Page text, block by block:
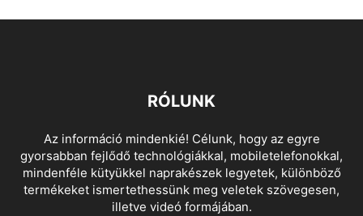
RÓLUNK
Az információ mindenkié! Célunk, hogy az egyre
gyorsabban fejlődő technológiákkal, mobiletelefonokkal,
mindenféle kütyükkel naprakészek legyetek, különböző
termékeket ismertethessünk meg veletek szövegesen,
illetve videó formájában.